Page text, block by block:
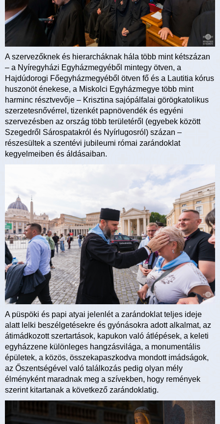
A szervezőknek és hierarcháknak hála több mint kétszázan
– a Nyíregyházi Egyházmegyéből mintegy ötven, a
Hajdúdorogi Főegyházmegyéből ötven fő és a Lautitia kórus
huszonöt énekese, a Miskolci Egyházmegye több mint
harminc résztvevője – Krisztina sajópálfalai görögkatolikus
szerzetesnővérrel, tizenkét papnövendék és egyéni
szervezésben az ország több területéről (egyebek között
Szegedről Sárospatakról és Nyírlugosról) százan –
részesültek a szentévi jubileumi római zarándoklat
kegyelmeiben és áldásaiban.
A püspöki és papi atyai jelenlét a zarándoklat teljes ideje
alatt lelki beszélgetésekre és gyónásokra adott alkalmat, az
átimádkozott szertartások, kapukon való átlépések, a keleti
egyházzene különleges hangzásvilága, a monumentális
épületek, a közös, összekapaszkodva mondott imádságok,
az Őszentségével való találkozás pedig olyan mély
élményként maradnak meg a szívekben, hogy remények
szerint kitartanak a következő zarándoklatig.